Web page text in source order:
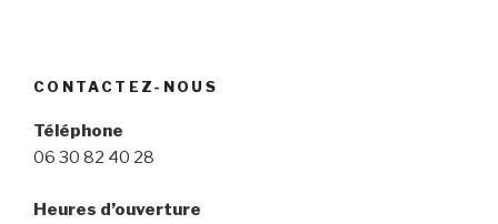
CONTACTEZ-NOUS
Téléphone
06 30 82 40 28
Heures d’ouverture